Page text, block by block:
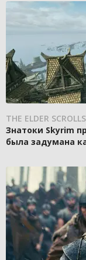
THE ELDER
Знатоки Skyrim
была задумана